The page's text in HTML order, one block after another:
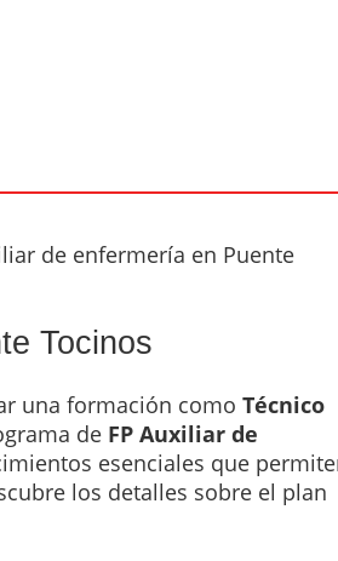
de enfermería en Puente
Tocinos
una formación como Técnico
de FP Auxiliar de
esenciales que
los detalles sobre el plan